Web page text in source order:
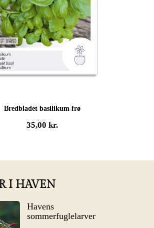
Bredbladet basilikum frø
35,00 kr.
I HAVEN
Havens
sommerfuglelarver